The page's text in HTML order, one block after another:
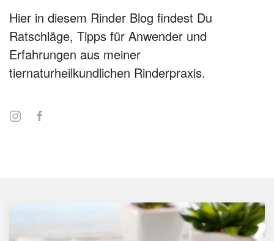
Hier in diesem Rinder Blog findest Du
Ratschläge, Tipps für Anwender und
Erfahrungen aus meiner
tiernaturheilkundlichen Rinderpraxis.